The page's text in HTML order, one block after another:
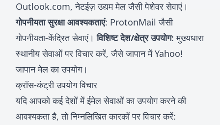
Outlook.com, नेटईज़ उद्यम मेल जैसी पेशेवर सेवाएं।
गोपनीयता सुरक्षा आवश्यकताएं: ProtonMail जैसी
गोपनीयता-केंद्रित सेवाएं।विशिष्ट देश/क्षेत्र उपयोग: मुख्यधारा
स्थानीय सेवाओं पर विचार करें, जैसे जापान में Yahoo!
जापान मेल का उपयोग।
क्रॉस-कंट्री उपयोग विचार
यदि आपको कई देशों में ईमेल सेवाओं का उपयोग करने की
आवश्यकता है, तो निम्नलिखित कारकों पर विचार करें: